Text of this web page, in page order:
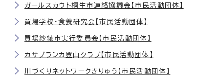
ガールスカウト桐生市連絡協議会【市民活動団体】
買場学校・食養研究会【市民活動団体】
買場紗綾市実行委員会【市民活動団体】
カサブランカ登山クラブ【市民活動団体】
川づくりネットワークきりゅう【市民活動団体】